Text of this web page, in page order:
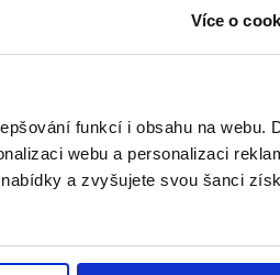
Více o
funkcí i obsahu na webu.
webu a personalizaci
a zvyšujete svou šanci